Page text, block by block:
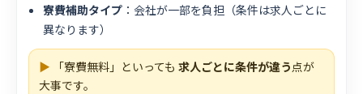
寮費補助タイプ ：会社が一部を負担（条件は求人ごとに
異なります）
▶ 「寮費無料」といっても 求人ごとに条件が違う点が
大事です。